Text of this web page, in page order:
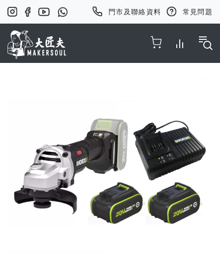
門市及聯絡資料 常見問題
gallery